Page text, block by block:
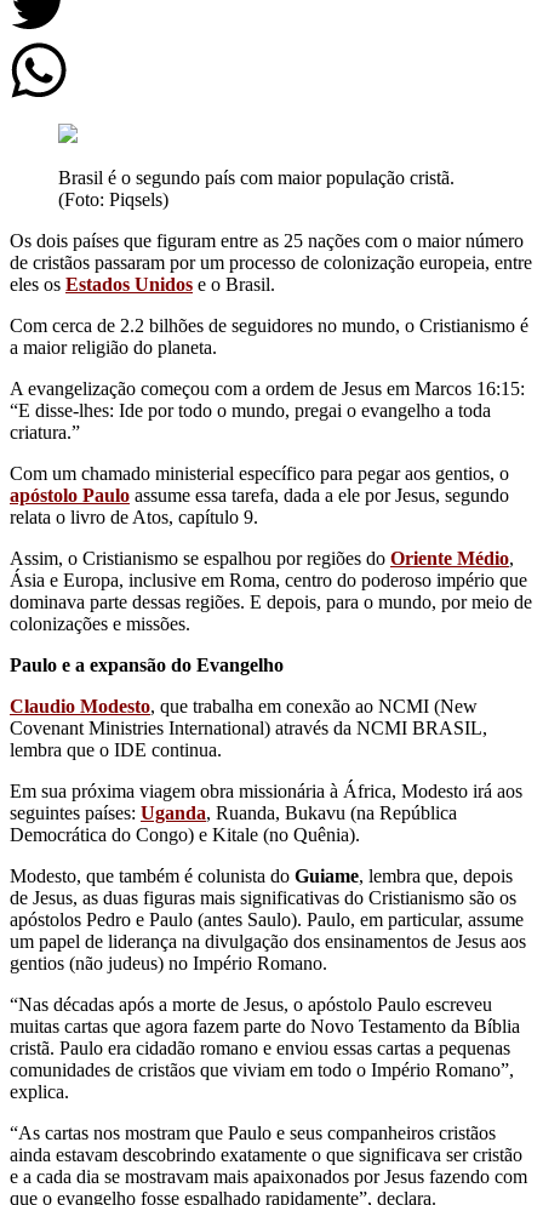
Brasil é o segundo país com maior população cristã.
(Foto: Piqsels)
Os dois países que figuram entre as 25 nações com o maior número
de cristãos passaram por um processo de colonização europeia, entre
eles os Estados Unidos e o Brasil.
Com cerca de 2.2 bilhões de seguidores no mundo, o Cristianismo é
a maior religião do planeta.
A evangelização começou com a ordem de Jesus em Marcos 16:15:
“E disse-lhes: Ide por todo o mundo, pregai o evangelho a toda
criatura.”
Com um chamado ministerial específico para pegar aos gentios, o
apóstolo Paulo assume essa tarefa, dada a ele por Jesus, segundo
relata o livro de Atos, capítulo 9.
Assim, o Cristianismo se espalhou por regiões do Oriente Médio,
Ásia e Europa, inclusive em Roma, centro do poderoso império que
dominava parte dessas regiões. E depois, para o mundo, por meio de
colonizações e missões.
Paulo e a expansão do Evangelho
Claudio Modesto, que trabalha em conexão ao NCMI (New
Covenant Ministries International) através da NCMI BRASIL,
lembra que o IDE continua.
Em sua próxima viagem obra missionária à África, Modesto irá aos
seguintes países: Uganda, Ruanda, Bukavu (na República
Democrática do Congo) e Kitale (no Quênia).
Modesto, que também é colunista do Guiame, lembra que, depois
de Jesus, as duas figuras mais significativas do Cristianismo são os
apóstolos Pedro e Paulo (antes Saulo). Paulo, em particular, assume
um papel de liderança na divulgação dos ensinamentos de Jesus aos
gentios (não judeus) no Império Romano.
“Nas décadas após a morte de Jesus, o apóstolo Paulo escreveu
muitas cartas que agora fazem parte do Novo Testamento da Bíblia
cristã. Paulo era cidadão romano e enviou essas cartas a pequenas
comunidades de cristãos que viviam em todo o Império Romano”,
explica.
“As cartas nos mostram que Paulo e seus companheiros cristãos
ainda estavam descobrindo exatamente o que significava ser cristão
e a cada dia se mostravam mais apaixonados por Jesus fazendo com
que o evangelho fosse espalhado rapidamente”, declara.